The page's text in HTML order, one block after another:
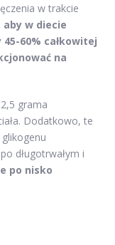
w trakcie
aby w diecie
60% całkowitej
na
grama
Dodatkowo, te
długotrwałym i
po nisko